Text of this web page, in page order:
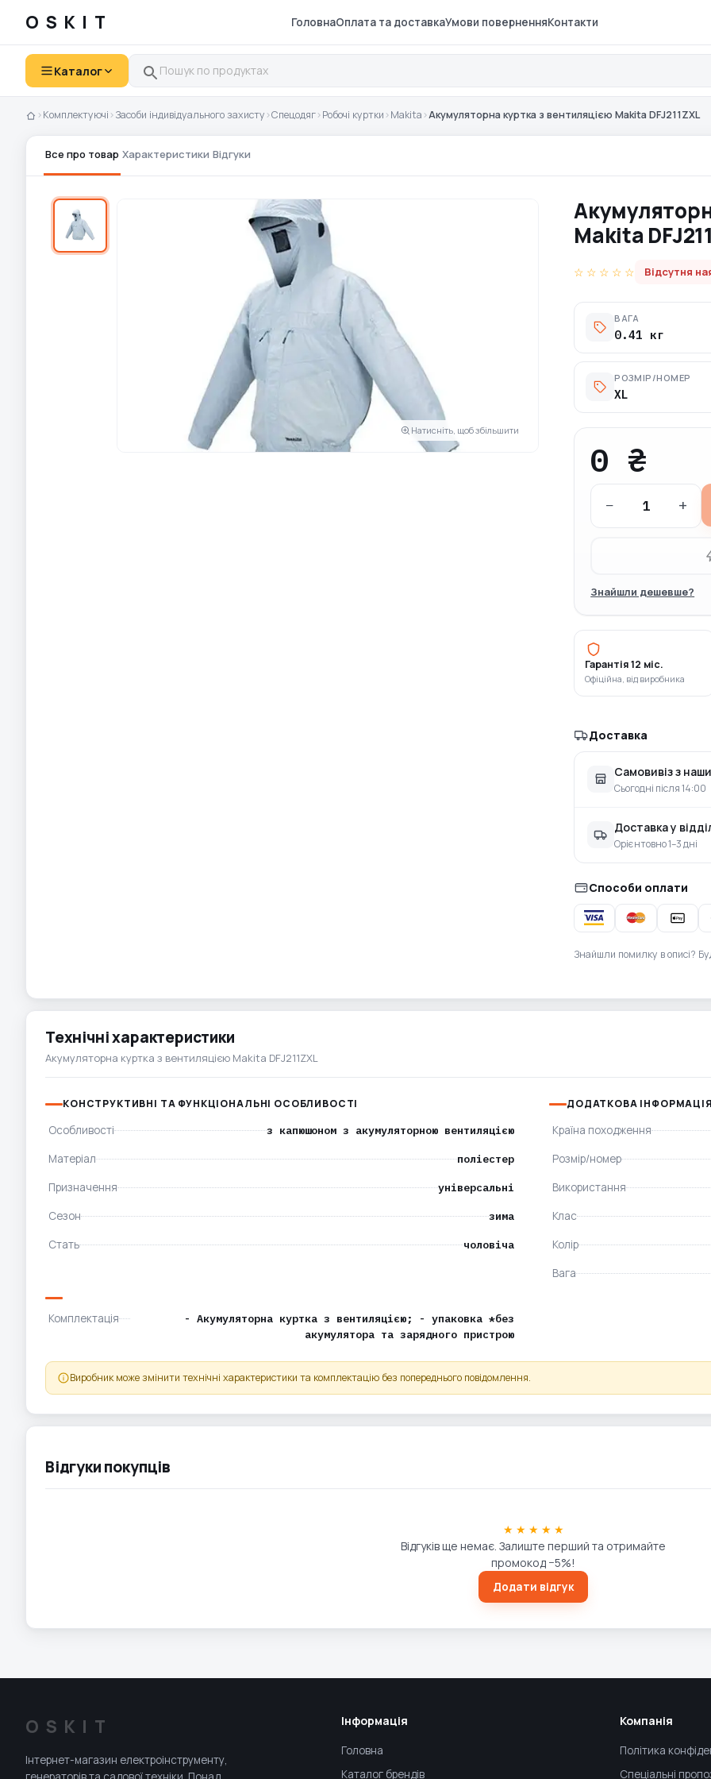
OSKIT ГоловнаОплата та доставкаУмови поверненняКонтакти
Каталог
›Комплектуючі ›Засоби індивідуального захисту ›Спецодяг›Робочі куртки ›Makita ›Акумуляторна куртка з вентиляцією Makita DFJ211ZXL
Все про товар Характеристики Відгуки
Натисніть, щоб збільшити
Makita
☆ ☆ ☆ ☆ ☆ Відсутня
ВАГА
0.41 кг
РОЗМІР/НОМЕР
XL
0 ₴
− +
Знайшли дешевше?
Гарантія 12 міс.
Офіційна, від виробника
Доставка
Самовивіз з
Сьогодні після 14:00
Доставка у
Орієнтовно 1–3 дні
Способи оплати
Знайшли помилку в описі?
Технічні характеристики
Акумуляторна куртка з вентиляцією Makita DFJ211ZXL
КОНСТРУКТИВНІ ТА ФУНКЦІОНАЛЬНІ ОСОБЛИВОСТІ
Особливості
з капюшоном з акумуляторною вентиляцією
Матеріал
поліестер
Призначення
універсальні
Сезон
зима
Стать
чоловіча
ДОДАТКОВА ІНФОРМАЦІЯ
Країна походження
Розмір/номер
Використання
Клас
Колір
Вага
Комплектація
- Акумуляторна куртка з вентиляцією; - упаковка *без
акумулятора та зарядного пристрою
Виробник може змінити технічні характеристики та комплектацію без попереднього повідомлення.
Відгуки покупців
★ ★ ★ ★ ★
Відгуків ще немає. Залиште перший та отримайте
промокод −5%!
Додати відгук
OSKIT
Інтернет-магазин електроінструменту,
Інформація
Головна
Каталог брендів
Компанія
Політика
Спеціальні